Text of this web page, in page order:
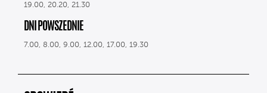
19.00, 20.20, 21.30
DNI POWSZEDNIE
7.00, 8.00, 9.00, 12.00, 17.00, 19.30